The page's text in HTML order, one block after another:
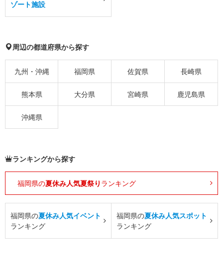
ゾート施設
周辺の都道府県から探す
九州・沖縄 福岡県 佐賀県 長崎県
熊本県 大分県 宮崎県 鹿児島県
沖縄県
ランキングから探す
福岡県の夏休み人気夏祭り ランキング
福岡県の夏休み人気イベント
ランキング
福岡県の夏休み人気スポット
ランキング